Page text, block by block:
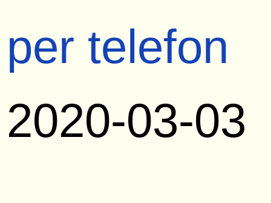
per telefon
2020-03-03